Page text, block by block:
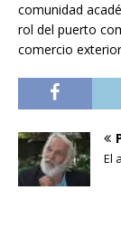
comunidad
rol del puerto
comercio
El